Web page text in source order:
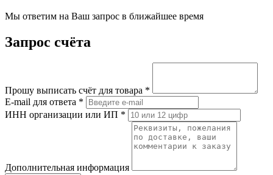
Мы ответим на Ваш запрос в ближайшее время
Запрос счёта
Прошу выписать счёт для товара *
E-mail для ответа *
ИНН организации или ИП *
Дополнительная информация